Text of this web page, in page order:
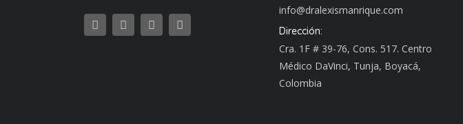
info@dralexismanrique.com
Dirección:
Cra. 1F # 39-76, Cons. 517. Centro
Médico DaVinci, Tunja, Boyacá,
Colombia